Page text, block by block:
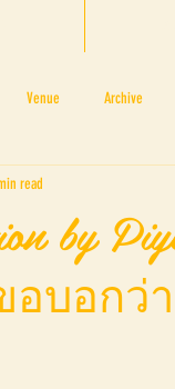
Venue Archive
4 5
by
อบอก
read